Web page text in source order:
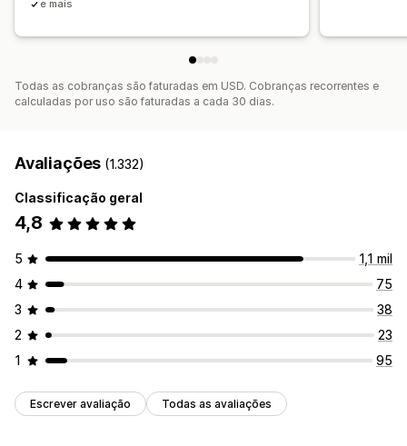
Lista de captura de e-mails
Acionadores e regras
Insights e dicas Análises Testes A/B APIs e webhooks
e mais
Todas as cobranças são faturadas em USD. Cobranças recorrentes e
calculadas por uso são faturadas a cada 30 dias.
Avaliações (1.332)
Classificação geral
4,8
5
1,1 mil
4
75
3
38
2
23
1
95
Escrever avaliação Todas as avaliações